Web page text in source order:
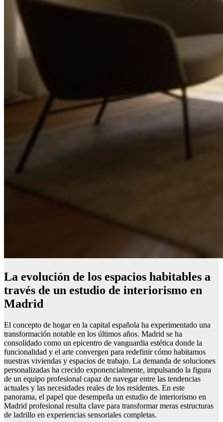
La evolución de los espacios habitables a
través de un estudio de interiorismo en
Madrid
El concepto de hogar en la capital española ha experimentado una
transformación notable en los últimos años. Madrid se ha
consolidado como un epicentro de vanguardia estética donde la
funcionalidad y el arte convergen para redefinir cómo habitamos
nuestras viviendas y espacios de trabajo. La demanda de soluciones
personalizadas ha crecido exponencialmente, impulsando la figura
de un equipo profesional capaz de navegar entre las tendencias
actuales y las necesidades reales de los residentes. En este
panorama, el papel que desempeña un estudio de interiorismo en
Madrid profesional resulta clave para transformar meras estructuras
de ladrillo en experiencias sensoriales completas.